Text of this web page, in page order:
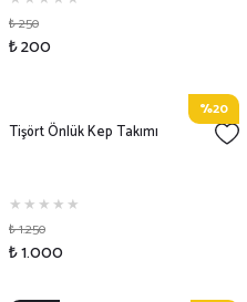
₺ 250
₺ 200
%20
Tişört Önlük Kep Takımı
₺ 1.250
₺ 1.000